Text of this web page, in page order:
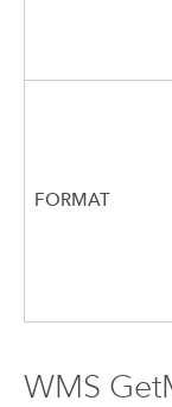
FORMAT
WMS